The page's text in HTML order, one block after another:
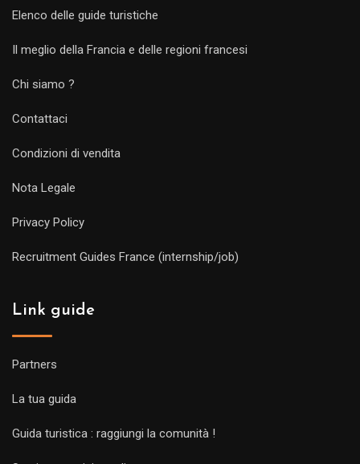
Elenco delle guide turistiche
Il meglio della Francia e delle regioni francesi
Chi siamo ?
Contattaci
Condizioni di vendita
Nota Legale
Privacy Policy
Recruitment Guides France (internship/job)
Link guide
Partners
La tua guida
Guida turistica : raggiungi la comunità !